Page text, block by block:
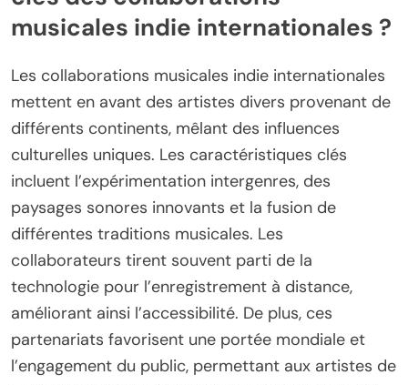
musicales indie internationales ?
Les collaborations musicales indie internationales
mettent en avant des artistes divers provenant de
différents continents, mêlant des influences
culturelles uniques. Les caractéristiques clés
incluent l’expérimentation intergenres, des
paysages sonores innovants et la fusion de
différentes traditions musicales. Les
collaborateurs tirent souvent parti de la
technologie pour l’enregistrement à distance,
améliorant ainsi l’accessibilité. De plus, ces
partenariats favorisent une portée mondiale et
l’engagement du public, permettant aux artistes de